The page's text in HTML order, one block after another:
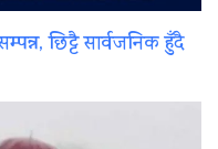
छिट्टै सार्वजनिक हुँदै